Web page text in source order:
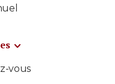
vous